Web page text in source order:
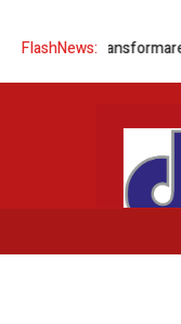
FlashNews:magazinelor